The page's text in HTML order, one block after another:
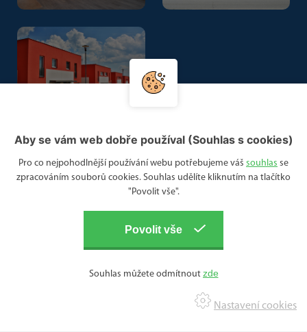
Aby se vám web dobře používal (Souhlas s cookies)
Pro co nejpohodlnější používání webu potřebujeme váš souhlas se
zpracováním souborů cookies. Souhlas udělíte kliknutím na tlačítko
"Povolit vše".
Souhlas můžete odmítnout
Nastavení cookies